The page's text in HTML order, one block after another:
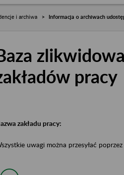
i archiwa Informacja o archiwach
pracy
zakładu pracy:
uwagi można przesyłać poprzez